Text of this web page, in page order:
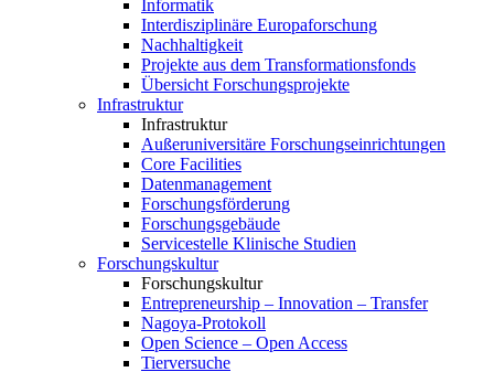
Informatik
Interdisziplinäre Europaforschung
Nachhaltigkeit
Projekte aus dem Transformationsfonds
Übersicht Forschungsprojekte
Infrastruktur
Infrastruktur
Außeruniversitäre Forschungseinrichtungen
Core Facilities
Datenmanagement
Forschungsförderung
Forschungsgebäude
Servicestelle Klinische Studien
Forschungskultur
Forschungskultur
Entrepreneurship – Innovation – Transfer
Nagoya-Protokoll
Open Science – Open Access
Tierversuche